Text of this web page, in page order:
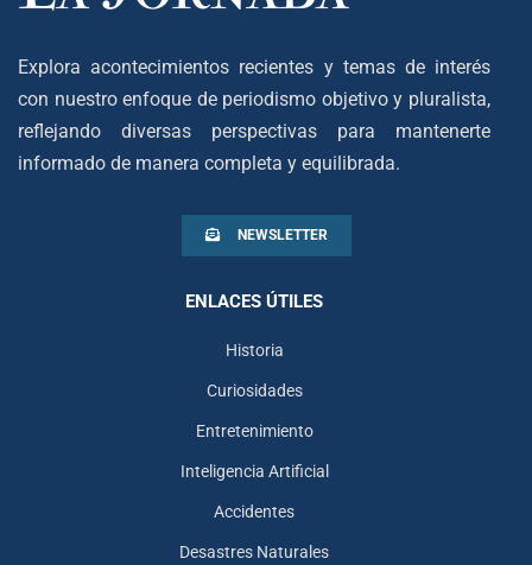
Explora acontecimientos recientes y temas de interés
con nuestro enfoque de periodismo objetivo y pluralista,
reflejando diversas perspectivas para mantenerte
informado de manera completa y equilibrada.
NEWSLETTER
ENLACES ÚTILES
Historia
Curiosidades
Entretenimiento
Inteligencia Artificial
Accidentes
Desastres Naturales